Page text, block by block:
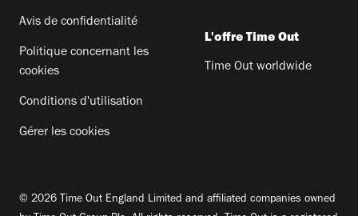
Avis de confidentialité
Politique concernant les
cookies
Conditions d'utilisation
Gérer les cookies
L'offre Time Out
Time Out worldwide
© 2026 Time Out England Limited and affiliated companies owned